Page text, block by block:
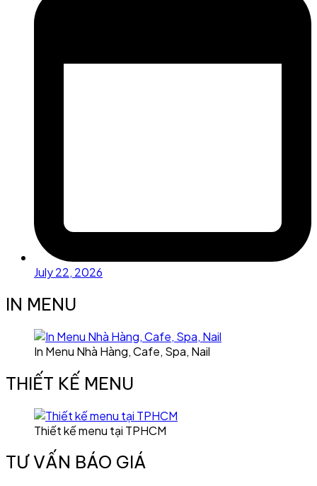
July 22, 2026
IN MENU
In Menu Nhà Hàng, Cafe, Spa, Nail
THIẾT KẾ MENU
Thiết kế menu tại TPHCM
TƯ VẤN BÁO GIÁ